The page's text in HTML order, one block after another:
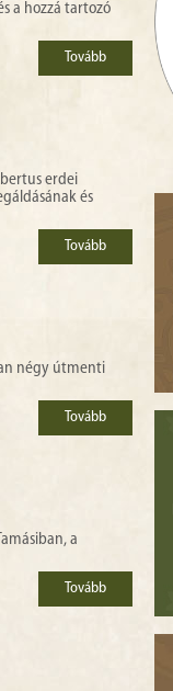
a hozzá tartozó
Tovább
erdei
és
Tovább
négy útmenti
Tovább
a
Tovább